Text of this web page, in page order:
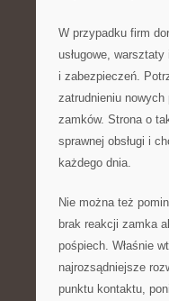
W przypadku firm
usługowe,
i zabezpieczeń.
zatrudnieniu
zamków. Strona o
sprawnej obsługi i
każdego dnia.
Nie można też
brak reakcji zamka
pośpiech. Właśnie
najrozsądniejsze
punktu kontaktu,